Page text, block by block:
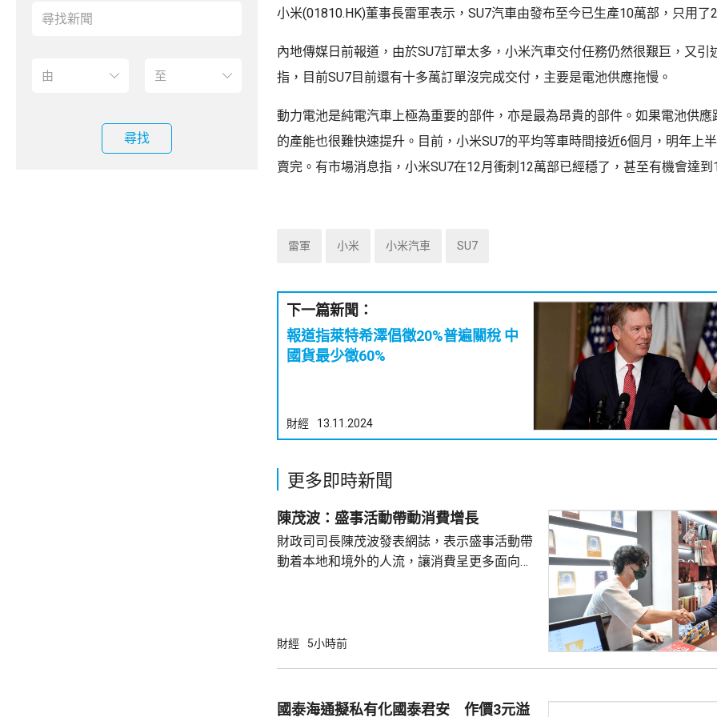
尋找
小米(01810.HK)董事長雷軍表示，SU7汽車由發布至今已生產10萬部，只用了
內地傳媒日前報道，由於SU7訂單太多，小米汽車交付任務仍然很艱巨，又引
指，目前SU7目前還有十多萬訂單沒完成交付，主要是電池供應拖慢。
動力電池是純電汽車上極為重要的部件，亦是最為昂貴的部件。如果電池供應
的產能也很難快速提升。目前，小米SU7的平均等車時間接近6個月，明年上
賣完。有市場消息指，小米SU7在12月衝刺12萬部已經穩了，甚至有機會達到
雷軍 小米 小米汽車 SU7
下一篇新聞：
報道指萊特希澤倡徵20%普遍關稅 中
國貨最少徵60%
財經 13.11.2024
更多即時新聞
陳茂波：盛事活動帶動消費增長
財政司司長陳茂波發表網誌，表示盛事活動帶
動着本地和境外的人流，讓消費呈更多面向的
億元，有啟德附近的食肆指期間的生意增長了
示，今年上半年，約有175萬旅客參與超過
財經 5小時前
國泰海通擬私有化國泰君安 作價3元溢